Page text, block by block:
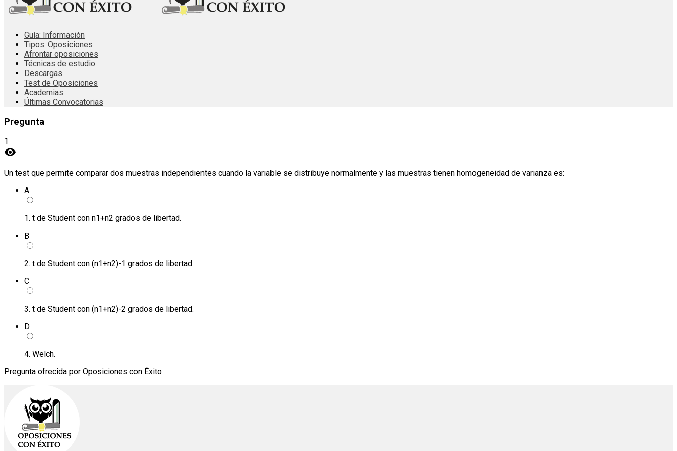
Guía: Información
Tipos: Oposiciones
Afrontar oposiciones
Técnicas de estudio
Descargas
Test de Oposiciones
Academias
Últimas Convocatorias
Pregunta
1
visibility
Un test que permite comparar dos muestras independientes cuando la variable se distribuye normalmente y las muestras tienen homogeneidad de varianza es:
A
1. t de Student con n1+n2 grados de libertad.
B
2. t de Student con (n1+n2)-1 grados de libertad.
C
3. t de Student con (n1+n2)-2 grados de libertad.
D
4. Welch.
Pregunta ofrecida por Oposiciones con Éxito